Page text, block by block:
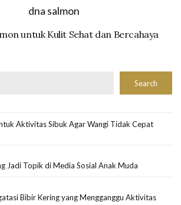
untuk Kulit Sehat dan Bercahaya
Search
Aktivitas Sibuk Agar Wangi Tidak Cepat
Jadi Topik di Media Sosial Anak Muda
Bibir Kering yang Mengganggu Aktivitas